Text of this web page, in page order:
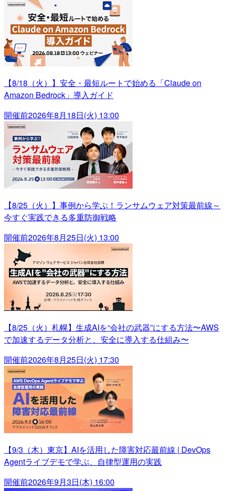
【8/18（火）】安全・最短ルートで始める「Claude on
Amazon Bedrock」導入ガイド
開催前2026年8月18日(火) 13:00
【8/25（火）】事例から学ぶ！ランサムウェア対策最前線～
今すぐ実践できる多重防御戦略
開催前2026年8月25日(火) 13:00
【8/25（火）札幌】生成AIを“会社の武器”にする方法〜AWS
で加速するデータ分析と、安全に導入する仕組み〜
開催前2026年8月25日(火) 17:30
【9/3（木）東京】AIを活用した障害対応最前線 | DevOps
Agentライブデモで学ぶ、自律型運用の実践
開催前2026年9月3日(木) 16:00